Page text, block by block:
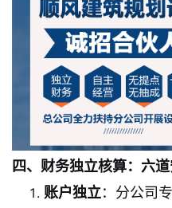
四、财务独立核算：六
账户独立：分公司